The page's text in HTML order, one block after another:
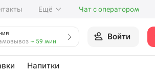
Ещё Чат с оператором
~ 59 мин Войти
Напитки